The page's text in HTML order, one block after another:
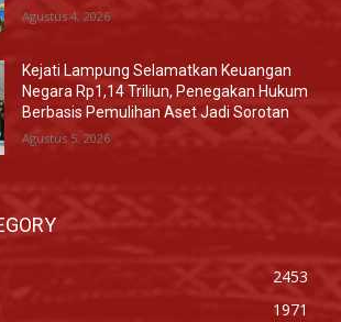
Agustus 4, 2026
Kejati Lampung Selamatkan Keuangan
Negara Rp1,14 Triliun, Penegakan Hukum
Berbasis Pemulihan Aset Jadi Sorotan
Agustus 5, 2026
2453
1971